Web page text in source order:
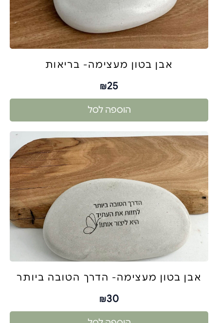
אבן בטון מעצימה- בריאות
₪25
הוספה לסל
אבן בטון מעצימה- הדרך הטובה ביותר
₪30